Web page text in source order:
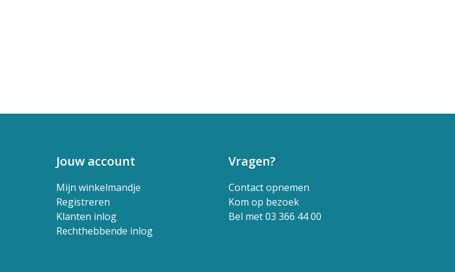
Jouw account
Mijn winkelmandje
Registreren
Klanten inlog
Rechthebbende inlog
Vragen?
Contact opnemen
Kom op bezoek
Bel met 03 366 44 00